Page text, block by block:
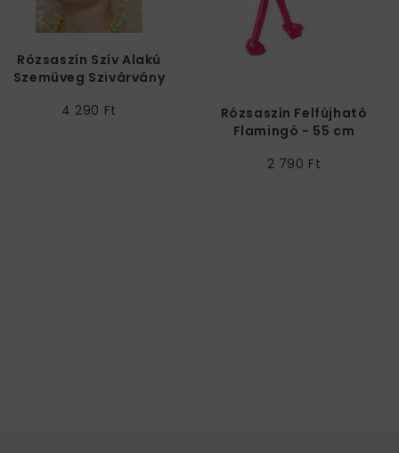
Rózsaszín Szív Alakú
Szemüveg Szivárvány
4 290 Ft
Rózsaszín Felfújható
Flamingó - 55 cm
2 790 Ft